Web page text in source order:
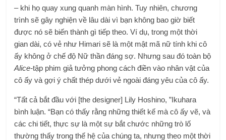
– khi họ quay xung quanh màn hình. Tuy nhiên, chương
trình sẽ gây nghiện về lâu dài vì bạn không bao giờ biết
được nó sẽ biến thành gì tiếp theo. Ví dụ, trong một thời
gian dài, có vẻ như Himari sẽ là một mật mã nữ tính khi cô
ấy không ở chế độ Nữ thần đáng sợ. Nhưng sau đó toàn bộ
Alice-tập phim giả tưởng phong cách điền vào nhân vật của
cô ấy và gợi ý chất thép dưới vẻ ngoài đáng yêu của cô ấy.
“Tất cả bắt đầu với [the designer] Lily Hoshino, ”Ikuhara
bình luận. “Bạn có thấy rằng những thiết kế mà cô ấy vẽ, và
các chi tiết, thực sự là một sự bắt chước những trò lố
thường thấy trong thế hệ của chúng ta, nhưng theo một thời